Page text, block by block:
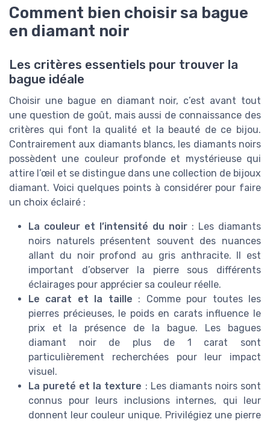
Comment bien choisir sa bague
en diamant noir
Les critères essentiels pour trouver la
bague idéale
Choisir une bague en diamant noir, c’est avant tout
une question de goût, mais aussi de connaissance des
critères qui font la qualité et la beauté de ce bijou.
Contrairement aux diamants blancs, les diamants noirs
possèdent une couleur profonde et mystérieuse qui
attire l’œil et se distingue dans une collection de bijoux
diamant. Voici quelques points à considérer pour faire
un choix éclairé :
La couleur et l’intensité du noir : Les diamants
noirs naturels présentent souvent des nuances
allant du noir profond au gris anthracite. Il est
important d’observer la pierre sous différents
éclairages pour apprécier sa couleur réelle.
Le carat et la taille : Comme pour toutes les
pierres précieuses, le poids en carats influence le
prix et la présence de la bague. Les bagues
diamant noir de plus de 1 carat sont
particulièrement recherchées pour leur impact
visuel.
La pureté et la texture : Les diamants noirs sont
connus pour leurs inclusions internes, qui leur
donnent leur couleur unique. Privilégiez une pierre